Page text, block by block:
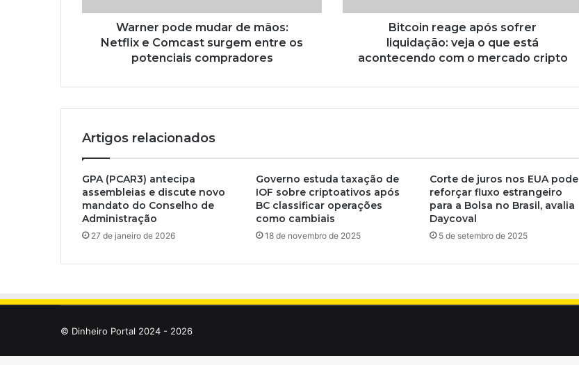
Warner pode mudar de mãos:
Netflix e Comcast surgem entre os
potenciais compradores
Bitcoin reage após sofrer
liquidação: veja o que está
acontecendo com o mercado cripto
Artigos relacionados
GPA (PCAR3) antecipa
assembleias e discute novo
mandato do Conselho de
Administração
27 de janeiro de 2026
Governo estuda taxação de
IOF sobre criptoativos após
BC classificar operações
como cambiais
18 de novembro de 2025
Corte de juros nos EUA pode
reforçar fluxo estrangeiro
para a Bolsa no Brasil, avalia
Daycoval
5 de setembro de 2025
© Dinheiro Portal 2024 - 2026